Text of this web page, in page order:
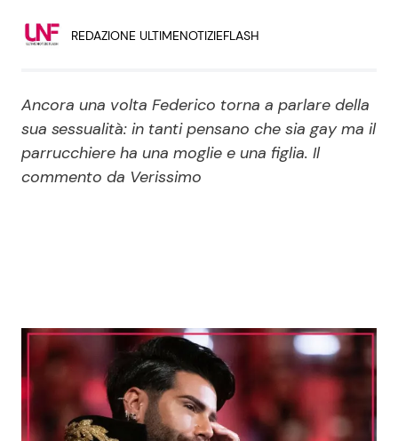
Persone Scomparse
Politica
Programmi TV
Reality e Talent
News Musica
News Spettacolo
REDAZIONE ULTIMENOTIZIEFLASH
Ancora una volta Federico torna a parlare della
sua sessualità: in tanti pensano che sia gay ma il
parrucchiere ha una moglie e una figlia. Il
commento da Verissimo